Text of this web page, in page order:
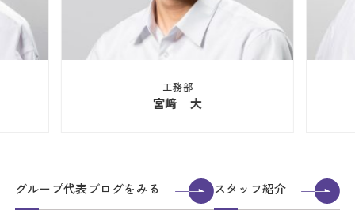
工務部
宮﨑 大
グループ代表ブログをみる スタッフ紹介